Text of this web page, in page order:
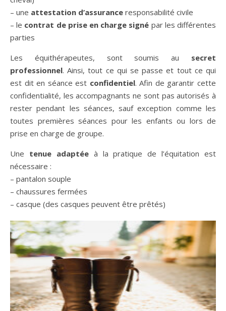
– une attestation d’assurance responsabilité civile
– le contrat de prise en charge signé par les différentes
parties
Les équithérapeutes, sont soumis au secret
professionnel. Ainsi, tout ce qui se passe et tout ce qui
est dit en séance est confidentiel. Afin de garantir cette
confidentialité, les accompagnants ne sont pas autorisés à
rester pendant les séances, sauf exception comme les
toutes premières séances pour les enfants ou lors de
prise en charge de groupe.
Une tenue adaptéeà la pratique de l’équitation est
nécessaire :
– pantalon souple
– chaussures fermées
– casque (des casques peuvent être prêtés)